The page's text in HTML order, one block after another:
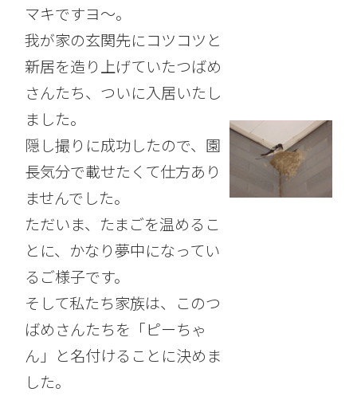
マキですヨ～。
我が家の玄関先にコツコツと
新居を造り上げていたつばめ
さんたち、ついに入居いたし
ました。
隠し撮りに成功したので、園
長気分で載せたくて仕方あり
ませんでした。
ただいま、たまごを温めるこ
とに、かなり夢中になってい
るご様子です。
そして私たち家族は、このつ
ばめさんたちを「ピーちゃ
ん」と名付けることに決めま
した。